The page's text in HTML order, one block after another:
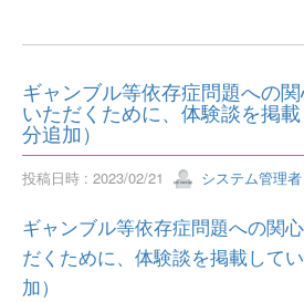
ギャンブル等依存症問題への
いただくために、体験談を掲
分追加）
投稿日時 : 2023/02/21 システム管理者
ギャンブル等依存症問題への関
だくために、体験談を掲載して
加）